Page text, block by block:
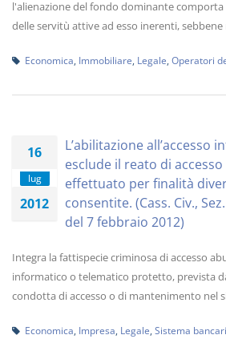
l'alienazione del fondo dominante
delle servitù attive ad esso inerenti,
Economica Immobiliare Legale Operatori
16
lug
2012
L’abilitazione all’accesso
esclude il reato di
effettuato per finalità
consentite. (Cass. Civ.,
del 7 febbraio 2012)
Integra la fattispecie criminosa di accesso
informatico o telematico protetto, prevista
condotta di accesso o di mantenimento nel
Economica Impresa Legale Sistema